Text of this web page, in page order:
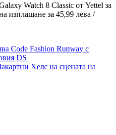
Watch 8 Classic от Yettel за
изплащане за 45,99 лева /
Code Fashion Runway с
DS
Хелс на сцената на